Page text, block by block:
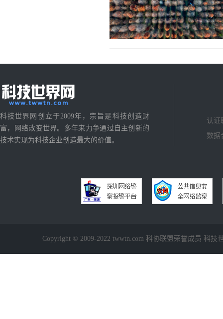
科技世界网创立于2009年，宗旨是科技创造财
富，网络改变世界。多年来力争通过自主创新的
技术实现为科技企业创造最大的价值。
认证
数据
Copyright © 2009-2022 twwtn.com 科协联盟荣誉成员 科